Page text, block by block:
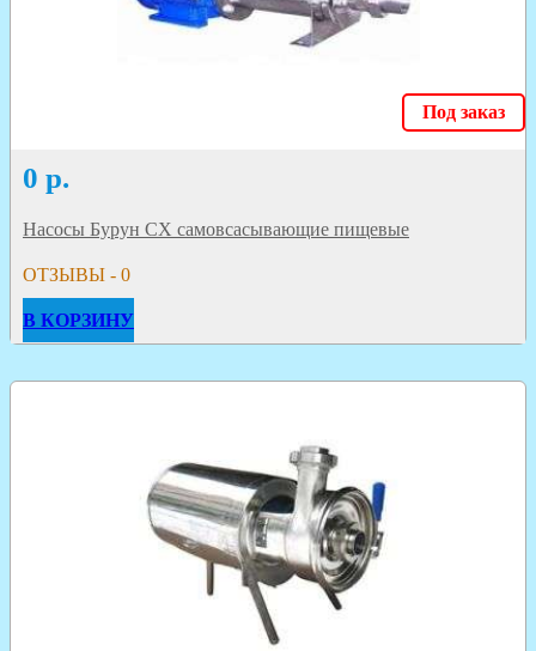
Под заказ
0 р.
Насосы Бурун СХ самовсасывающие пищевые
ОТЗЫВЫ - 0
В КОРЗИНУ